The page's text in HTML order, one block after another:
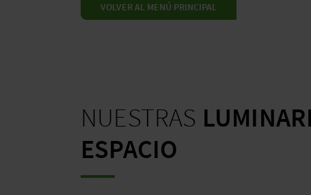
VOLVER AL MENÚ PRINCIPAL
NUESTRAS
ESPACIO